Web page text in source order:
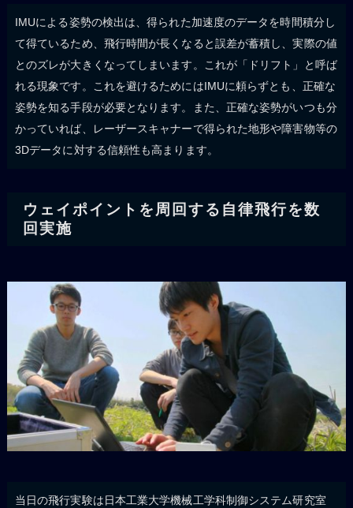
IMUによる姿勢の検出は、得られた加速度のデータを時間積分し
て得ているため、飛行時間が長くなると誤差が蓄積し、実際の値
とのズレが大きくなってしまいます。これが「ドリフト」と呼ば
れる現象です。これを避けるためにはIMUに頼らずとも、正確な
姿勢を知る手段が必要となります。また、正確な姿勢がいつも分
かっていれば、レーザースキャナーで得られた地形や障害物等の
3Dデータに対する信頼性も高まります。
ウェイポイントを周回する自律飛行を数
回実施
当日の飛行実験は日本工業大学機械工学科制御システム研究室